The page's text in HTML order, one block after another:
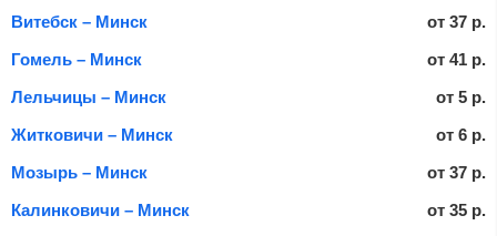
Витебск – Минск
от 37 р.
Гомель – Минск
от 41 р.
Лельчицы – Минск
от 5 р.
Житковичи – Минск
от 6 р.
Мозырь – Минск
от 37 р.
Калинковичи – Минск
от 35 р.